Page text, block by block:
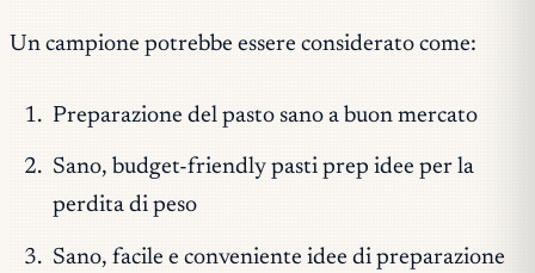
Un campione potrebbe essere considerato come:
Preparazione del pasto sano a buon mercato
Sano, budget-friendly pasti prep idee per la
perdita di peso
Sano, facile e conveniente idee di preparazione